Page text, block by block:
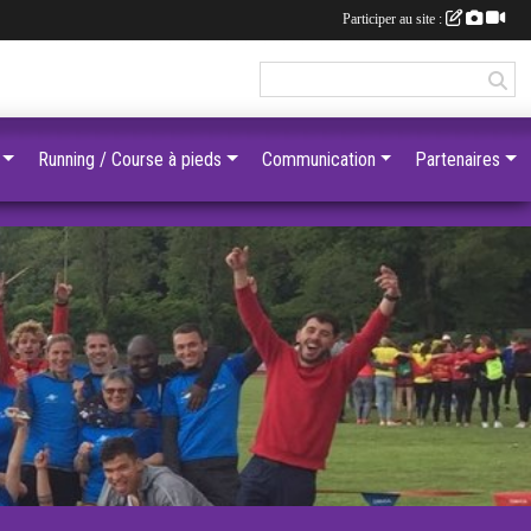
Running / Course à pieds Communication Partenaires
Participer au site :